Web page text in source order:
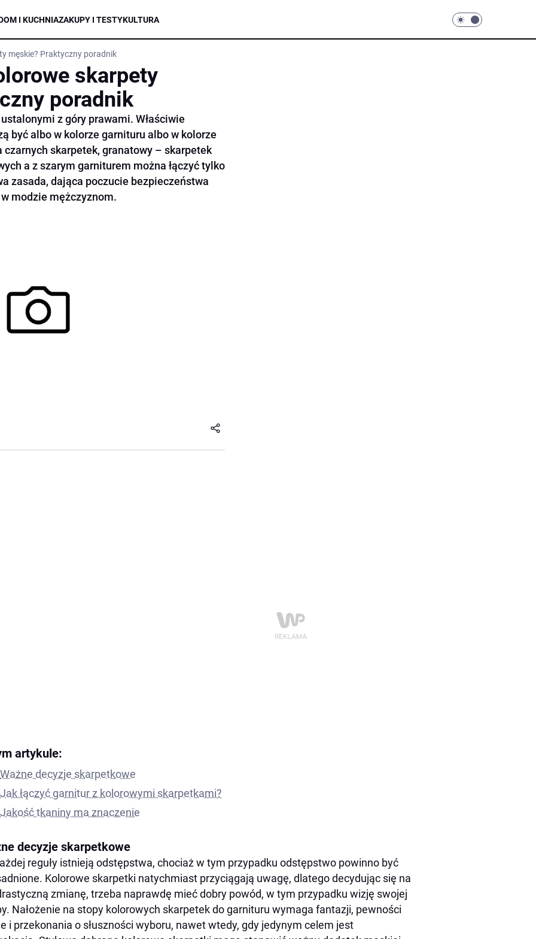
I KUCHNIAZAKUPY I TESTYKULTURA
męskie? Praktyczny poradnik
skarpety
poradnik
z góry prawami. Właściwie
być albo w kolorze garnituru albo w kolorze
skarpetek, granatowy – skarpetek
a z szarym garniturem można łączyć tylko
zasada, dająca poczucie bezpieczeństwa
modzie mężczyznom.
artykule:
Ważne decyzje skarpetkowe
Jak łączyć garnitur z kolorowymi skarpetkami?
Jakość tkaniny ma znaczenie
decyzje skarpetkowe
reguły istnieją odstępstwa, chociaż w tym przypadku odstępstwo powinno być
Kolorowe skarpetki natychmiast przyciągają uwagę, dlatego decydując się na
zmianę, trzeba naprawdę mieć dobry powód, w tym przypadku wizję swojej
Nałożenie na stopy kolorowych skarpetek do garnituru wymaga fantazji, pewności
i przekonania o słuszności wyboru, nawet wtedy, gdy jedynym celem jest